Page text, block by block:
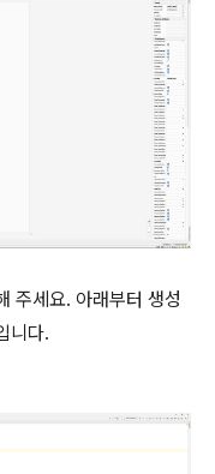
주세요. 아래부터 생성
니다.